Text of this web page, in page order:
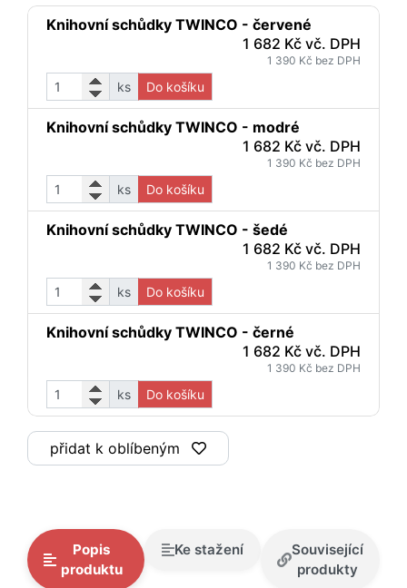
Knihovní schůdky TWINCO - červené
1 682 Kč vč. DPH
1 390 Kč bez DPH
ks Do košíku
Knihovní schůdky TWINCO - modré
1 682 Kč vč. DPH
1 390 Kč bez DPH
ks Do košíku
Knihovní schůdky TWINCO - šedé
1 682 Kč vč. DPH
1 390 Kč bez DPH
ks Do košíku
Knihovní schůdky TWINCO - černé
1 682 Kč vč. DPH
1 390 Kč bez DPH
ks Do košíku
přidat k oblíbeným
Popis
produktu
Ke stažení
Související
produkty